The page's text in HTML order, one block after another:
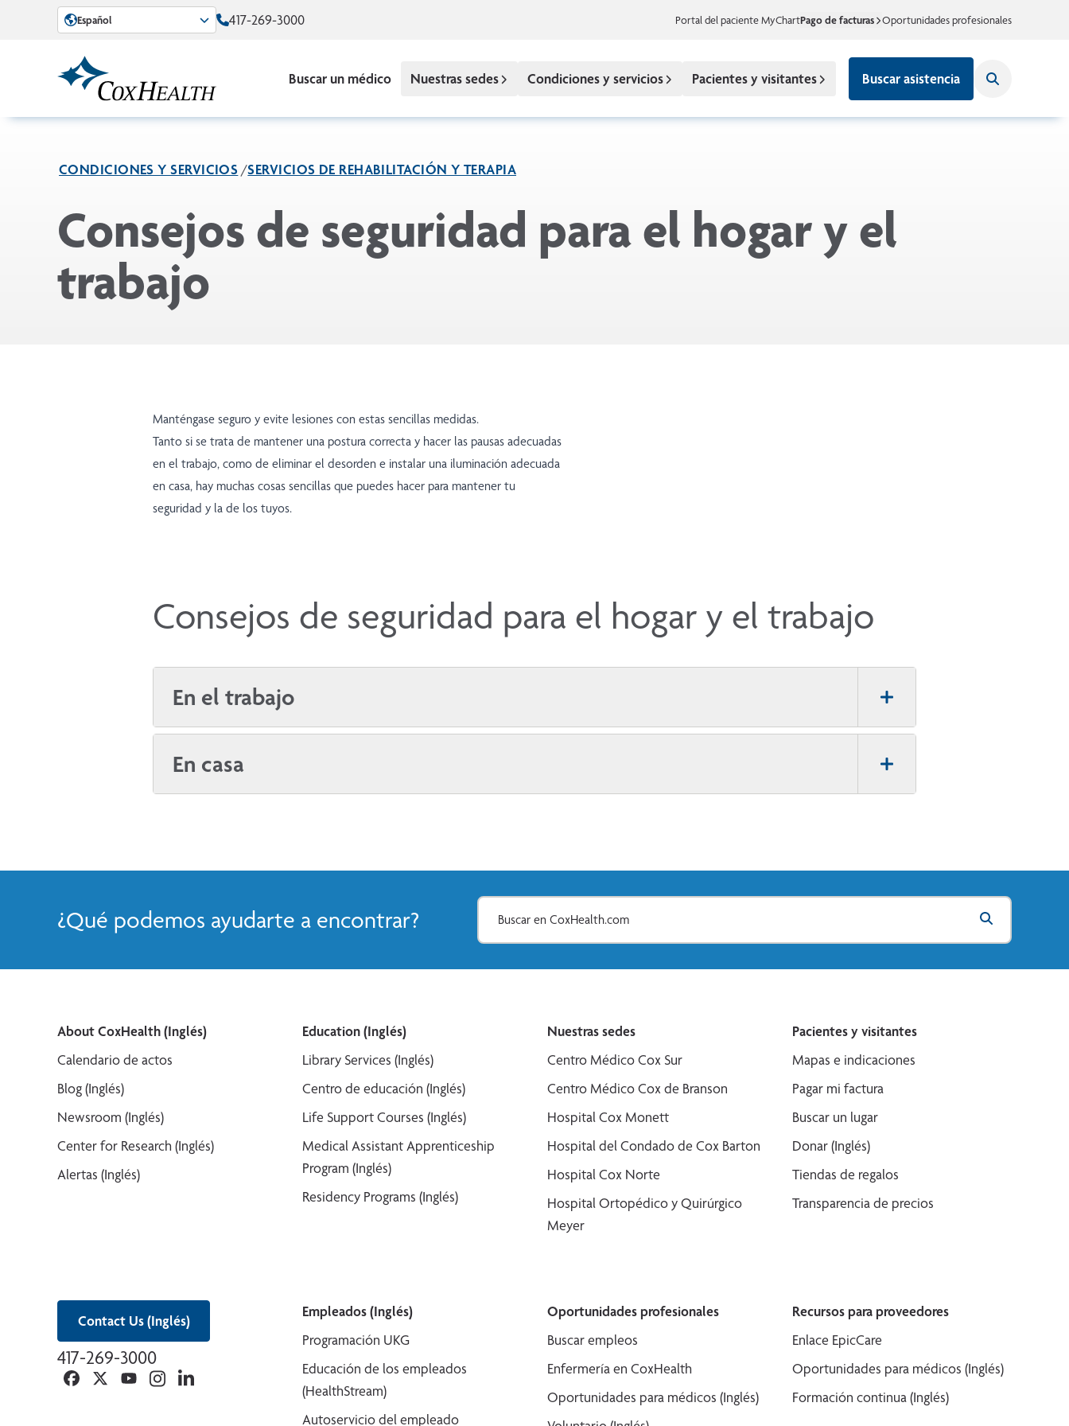
Skip to Main Content
Español 417-269-3000 Portal del paciente MyChartPago de facturas Oportunidades profesionales
Buscar un médico Nuestras sedes Condiciones y servicios Pacientes y visitantes Buscar asistencia
CONDICIONES Y SERVICIOS SERVICIOS DE REHABILITACIÓN Y TERAPIA
Consejos de seguridad para el hogar y el
trabajo
Manténgase seguro y evite lesiones con estas sencillas medidas.
Tanto si se trata de mantener una postura correcta y hacer las pausas adecuadas
en el trabajo, como de eliminar el desorden e instalar una iluminación adecuada
en casa, hay muchas cosas sencillas que puedes hacer para mantener tu
seguridad y la de los tuyos.
Consejos de seguridad para el hogar y el trabajo
En el trabajo
En casa
¿Qué podemos ayudarte a encontrar?
Contact Us (Inglés)
417-269-3000
Facebook
TwitterYouTubeInstagramLinkedin
About CoxHealth (Inglés)
Calendario de actos
Blog (Inglés)
Newsroom (Inglés)
Center for Research (Inglés)
Alertas (Inglés)
Education (Inglés)
Library Services (Inglés)
Centro de educación (Inglés)
Life Support Courses (Inglés)
Medical Assistant Apprenticeship
Program (Inglés)
Residency Programs (Inglés)
Nuestras sedes
Centro Médico Cox Sur
Centro Médico Cox de Branson
Hospital Cox Monett
Hospital del Condado de Cox Barton
Hospital Cox Norte
Hospital Ortopédico y Quirúrgico
Meyer
Pacientes y visitantes
Mapas e indicaciones
Pagar mi factura
Buscar un lugar
Donar (Inglés)
Tiendas de regalos
Transparencia de precios
Empleados (Inglés)
Programación UKG
Educación de los empleados
(HealthStream)
Autoservicio del empleado
Oportunidades profesionales
Buscar empleos
Enfermería en CoxHealth
Oportunidades para médicos (Inglés)
Recursos para proveedores
Enlace EpicCare
Oportunidades para médicos (Inglés)
Formación continua (Inglés)